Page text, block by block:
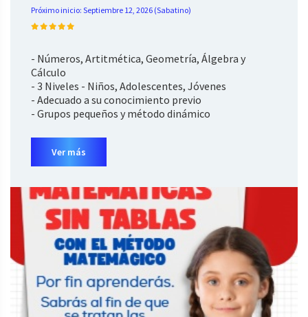
Próximo inicio: Septiembre 12, 2026 (Sabatino)
- Números, Artitmética, Geometría, Álgebra y
Cálculo
- 3 Niveles - Niños, Adolescentes, Jóvenes
- Adecuado a su conocimiento previo
- Grupos pequeños y método dinámico
Ver más